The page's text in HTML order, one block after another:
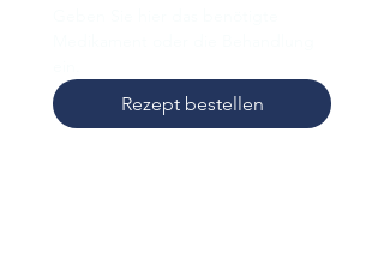
Rezept bestellen